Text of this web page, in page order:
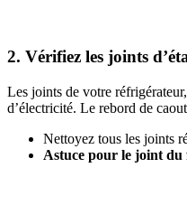
2. Vérifiez les joints
Les joints de votre
d’électricité. Le rebord de
Nettoyez tous les joints
Astuce pour le joint du